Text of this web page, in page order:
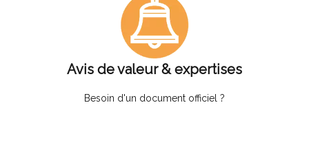
Avis de valeur & expertises
Besoin d'un document officiel ?